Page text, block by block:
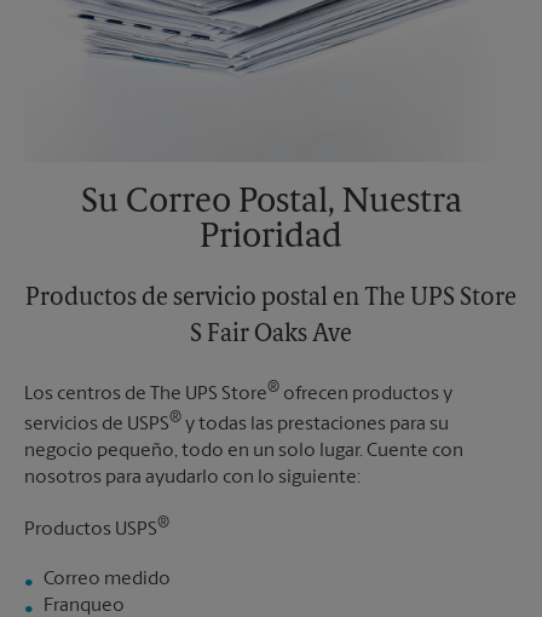
Su Correo Postal, Nuestra
Prioridad
Productos de servicio postal en The UPS Store
S Fair Oaks Ave
Los centros de The UPS Store® ofrecen productos y
servicios de USPS® y todas las prestaciones para su
negocio pequeño, todo en un solo lugar. Cuente con
nosotros para ayudarlo con lo siguiente:
Productos USPS®
Correo medido
Franqueo